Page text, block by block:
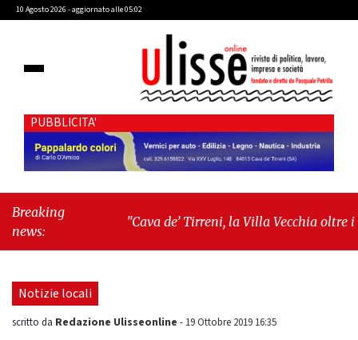
10 Agosto 2026 - aggiornato alle 05:02
PUBBLICITA'
Breaking
news:
"Cava de’ Tirreni, la Villa Vecchia oltre i
seduta consiliare: “Serve chiarezza!”"
Notizie locali
scritto da Redazione Ulisseonline - 19 Ottobre 2019 16:35